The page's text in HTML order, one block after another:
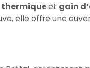
et gain
elle offre une